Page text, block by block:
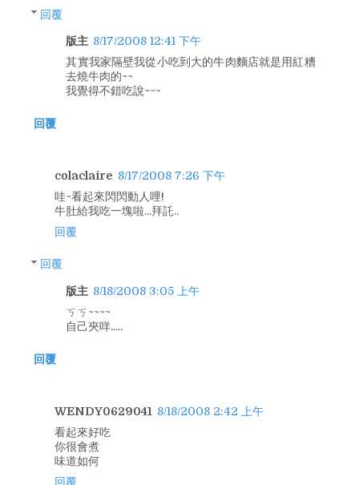
回覆
版主 8/17/2008 12:41 下午
其實我家隔壁我從小吃到大的牛肉麵店就是用紅糟
去燒牛肉的~~
我覺得不錯吃說~~~
回覆
colaclaire 8/17/2008 7:26 下午
哇~看起來閃閃動人哩!
牛肚給我吃一塊啦...拜託..
回覆
回覆
版主 8/18/2008 3:05 上午
ㄎㄎ~~~~
自己夾咩.....
回覆
WENDY0629041 8/18/2008 2:42 上午
看起來好吃
你很會煮
味道如何
回覆